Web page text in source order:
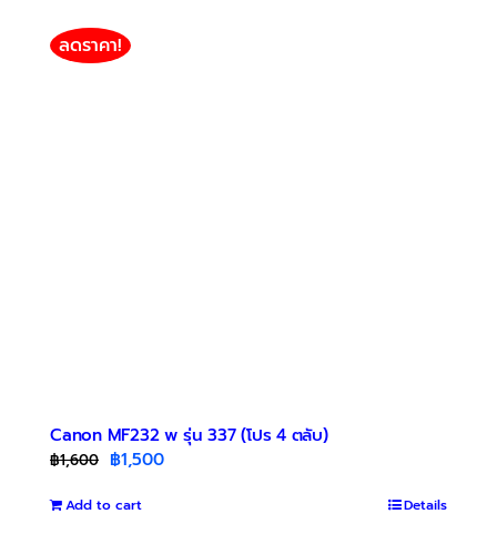
ลดราคา!
Canon MF232 w รุ่น 337 (โปร 4 ตลับ)
฿1,600 Original
was:
฿1,500Current
Add to cart Details